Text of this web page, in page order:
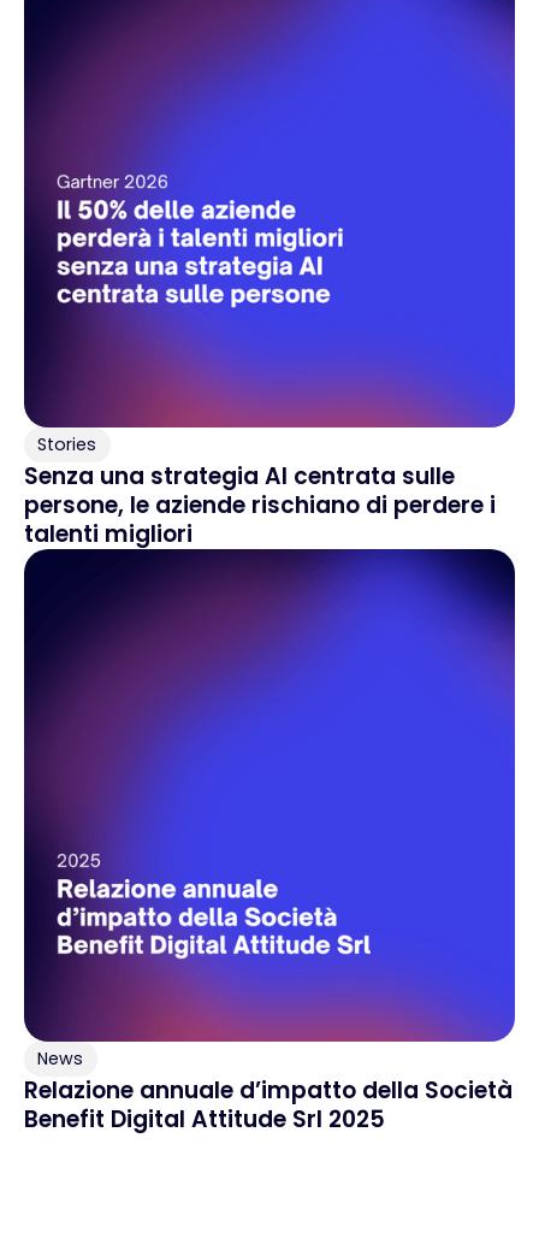
Stories
Senza una strategia AI centrata sulle
persone, le aziende rischiano di perdere i
talenti migliori
News
Relazione annuale d’impatto della Società
Benefit Digital Attitude Srl 2025